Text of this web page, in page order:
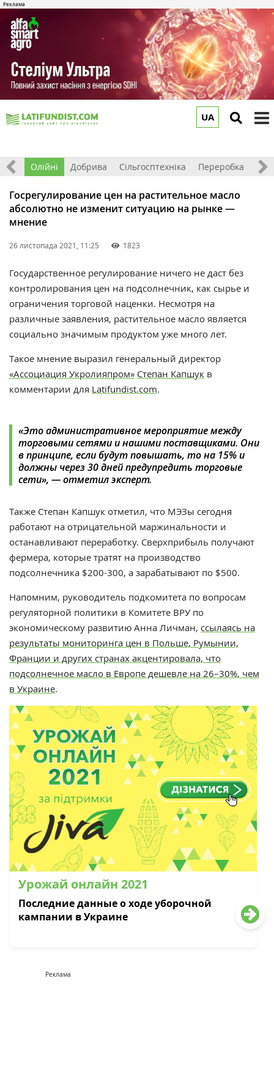
UA
Олійні Добрива Сільгосптехніка Переробка
Госрегулирование цен на растительное масло
абсолютно не изменит ситуацию на рынке —
мнение
26 листопада 2021, 11:25 1823
Государственное регулирование ничего не даст без
контролирования цен на подсолнечник, как сырье и
ограничения торговой наценки. Несмотря на
различные заявления, растительное масло является
социально значимым продуктом уже много лет.
Такое мнение выразил генеральный директор
«Ассоциация Укролияпром» Степан Капшук в
комментарии для Latifundist.com.
«Это административное мероприятие между
торговыми сетями и нашими поставщиками. Они
в принципе, если будут повышать, то на 15% и
должны через 30 дней предупредить торговые
сети», — отметил эксперт.
Также Степан Капшук отметил, что МЭЗы сегодня
работают на отрицательной маржинальности и
останавливают переработку. Сверхприбыль получают
фермера, которые тратят на производство
подсолнечника $200-300, а зарабатывают по $500.
Напомним, руководитель подкомитета по вопросам
регуляторной политики в Комитете ВРУ по
экономическому развитию Анна Личман, ссылаясь на
результаты мониторинга цен в Польше, Румынии,
Франции и других странах акцентировала, что
подсолнечное масло в Европе дешевле на 26–30%, чем
в Украине.
Урожай онлайн 2021
Последние данные о ходе уборочной
кампании в Украине
Реклама